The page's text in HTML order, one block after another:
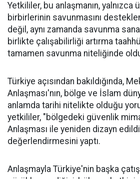
Yetkililer, bu anlaşmanın, yalnızca
birbirlerinin savunmasını
değil, aynı zamanda savunma
birlikte çalışabilirliği artırma
tamamen savunma niteliğinde
Türkiye açısından bakıldığında,
Anlaşması'nın, bölge ve İslam
anlamda tarihi nitelikte olduğu
yetkililer, "bölgedeki güvenlik
Anlaşması ile yeniden dizayn
değerlendirmesini yaptı.
Anlaşmayla Türkiye'nin başka